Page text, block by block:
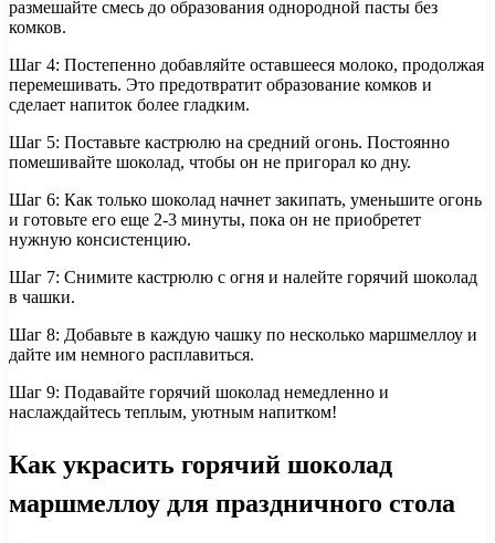
размешайте смесь до образования однородной пасты без
комков.
Шаг 4: Постепенно добавляйте оставшееся молоко, продолжая
перемешивать. Это предотвратит образование комков и
сделает напиток более гладким.
Шаг 5: Поставьте кастрюлю на средний огонь. Постоянно
помешивайте шоколад, чтобы он не пригорал ко дну.
Шаг 6: Как только шоколад начнет закипать, уменьшите огонь
и готовьте его еще 2-3 минуты, пока он не приобретет
нужную консистенцию.
Шаг 7: Снимите кастрюлю с огня и налейте горячий шоколад
в чашки.
Шаг 8: Добавьте в каждую чашку по несколько маршмеллоу и
дайте им немного расплавиться.
Шаг 9: Подавайте горячий шоколад немедленно и
наслаждайтесь теплым, уютным напитком!
Как украсить горячий шоколад
маршмеллоу для праздничного стола